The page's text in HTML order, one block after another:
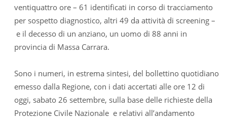
ventiquattro ore – 61 identificati in corso di tracciamento
per sospetto diagnostico, altri 49 da attività di screening –
e il decesso di un anziano, un uomo di 88 anni in
provincia di Massa Carrara.
Sono i numeri, in estrema sintesi, del bollettino quotidiano
emesso dalla Regione, con i dati accertati alle ore 12 di
oggi, sabato 26 settembre, sulla base delle richieste della
Protezione Civile Nazionale e relativi all’andamento